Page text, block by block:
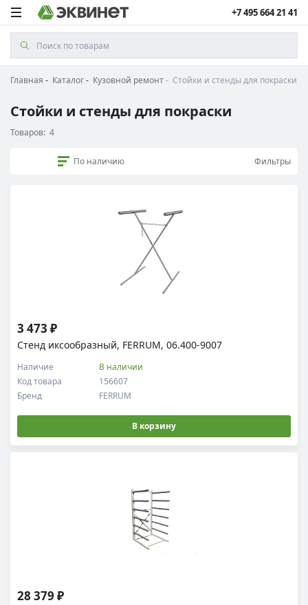
+7 495 664 21 41
Главная Каталог Кузовной ремонт Стойки и стенды для покраски
Стойки и стенды для покраски
Товаров: 4
По наличию Фильтры
Стенд иксообразный, FERRUM, 06.400-9007
Код товара 156607
Наличие В наличии
Бренд FERRUM
3 473 ₽
В корзину
28 379 ₽